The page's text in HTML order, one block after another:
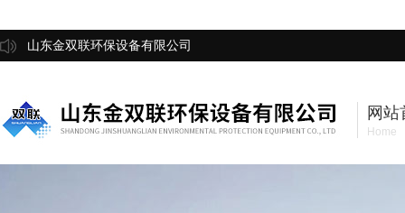
山东金双联环保设备有限公司
网站
Home